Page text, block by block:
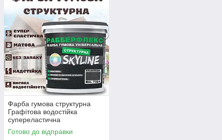
Фарба гумова структурна
Графітова водостійка
супереластична
універсальна емаль
«РабберФлекс» SkyLine для
Готово до відправки